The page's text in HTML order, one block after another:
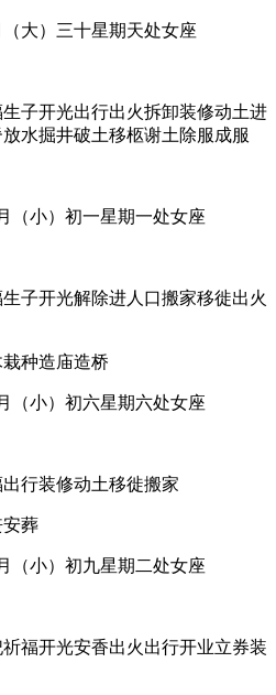
大）三十星期天处女座
子开光出行出火拆卸装修动土进
水掘井破土移柩谢土除服成服
（小）初一星期一处女座
子开光解除进人口搬家移徙出火
种造庙造桥
（小）初六星期六处女座
行装修动土移徙搬家
葬
（小）初九星期二处女座
福开光安香出火出行开业立券装